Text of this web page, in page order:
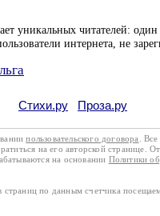
уникальных читателей:
интернета, не
Стихи.ру Проза.ру
пользовательского договора
.
на его авторской странице.
на основании Политики
по данным счетчика